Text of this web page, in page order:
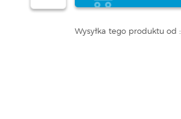
Wysyłka tego produktu od :